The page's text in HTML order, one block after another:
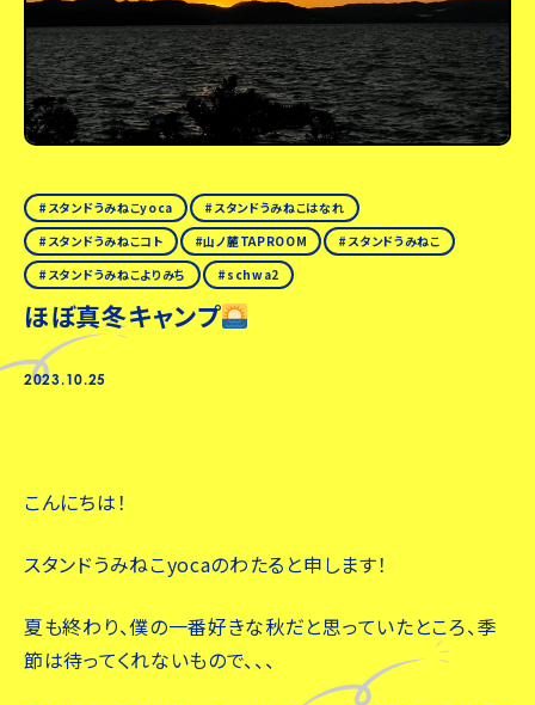
スタンドうみねこyoca
スタンドうみねこはなれ
スタンドうみねこコト
山ノ麓TAPROOM
スタンドうみねこ
スタンドうみねこよりみち
schwa2
ほぼ真冬キャンプ
2023.10.25
こんにちは！
スタンドうみねこyocaのわたると申します！
夏も終わり、僕の一番好きな秋だと思っていたところ、季
節は待ってくれないもので、、、